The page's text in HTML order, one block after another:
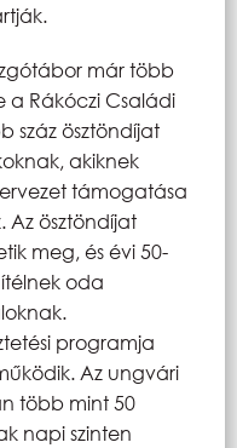
már több
a Rákóczi Családi
száz ösztöndíjat
akiknek
támogatása
Az ösztöndíjat
meg, és évi 50-
oda
programja
Az ungvári
több mint 50
napi szinten